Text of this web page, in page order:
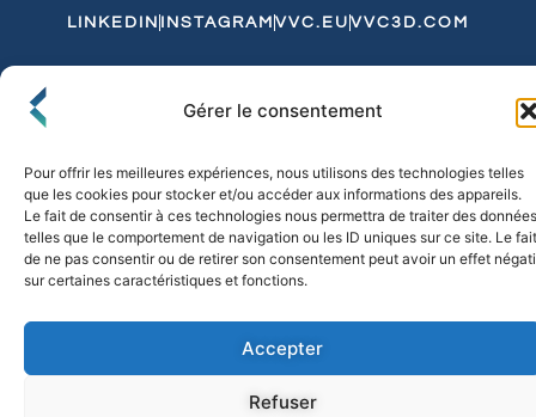
Gérer le consentement
Pour offrir les meilleures expériences, nous utilisons des technologies telles
que les cookies pour stocker et/ou accéder aux informations des appareils.
Le fait de consentir à ces technologies nous permettra de traiter des données
telles que le comportement de navigation ou les ID uniques sur ce site. Le fait
de ne pas consentir ou de retirer son consentement peut avoir un effet
sur certaines caractéristiques et fonctions.
Accepter
Refuser
LINKEDIN INSTAGRAM VVC.EU VVC3D.COM
Politique de Confidentialité et de CookiesExpédition et Livraison
© 2026 FLO & CO. All Rights Reserved